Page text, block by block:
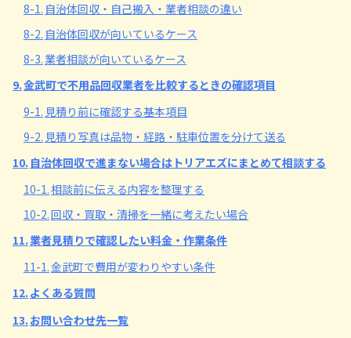
8-1. 自治体回収・自己搬入・業者相談の違い
8-2. 自治体回収が向いているケース
8-3.業者相談が向いているケース
9.金武町で不用品回収業者を比較するときの確認項目
9-1. 見積り前に確認する基本項目
9-2. 見積り写真は品物・経路・駐車位置を分けて送る
10. 自治体回収で進まない場合はトリアエズにまとめて相談する
10-1.相談前に伝える内容を整理する
10-2.回収・買取・清掃を一緒に考えたい場合
11.業者見積りで確認したい料金・作業条件
11-1.金武町で費用が変わりやすい条件
12. よくある質問
13. お問い合わせ先一覧